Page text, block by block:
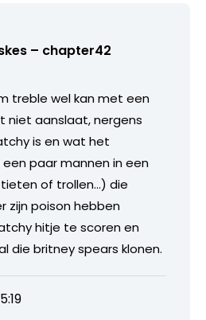
– chapter42
treble wel kan met een
aanslaat, nergens
is en wat het
paar mannen in een
of trollen…) die
zijn poison hebben
hitje te scoren en
die britney spears klonen.